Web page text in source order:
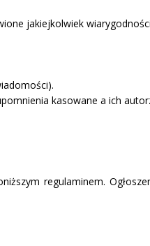
jakiejkolwiek
kasowane a ich
regulaminem.